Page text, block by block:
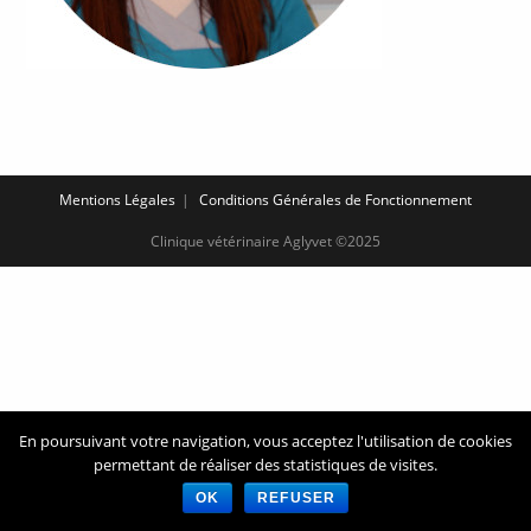
Mentions Légales Conditions Générales de Fonctionnement
Clinique vétérinaire Aglyvet ©2025
En poursuivant votre navigation, vous acceptez l'utilisation de cookies
permettant de réaliser des statistiques de visites.
OK REFUSER